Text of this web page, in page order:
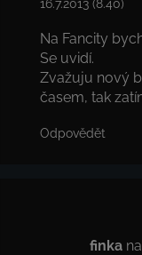
16.7.2013 (8.40)
Na Fancity
Se uvidí.
Zvažuju nový
časem, tak
Odpovědět
finka